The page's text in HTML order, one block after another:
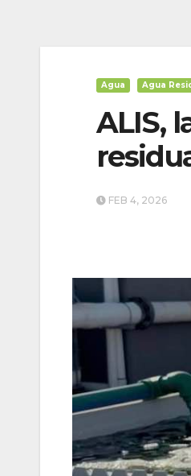
Agua Agua
ALIS,
FEB 4, 2026